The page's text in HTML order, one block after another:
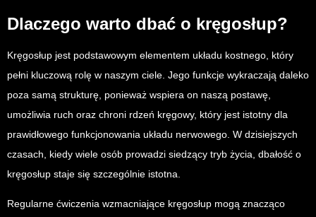
Dlaczego warto dbać o kręgosłup?
Kręgosłup jest podstawowym elementem układu kostnego, który
pełni kluczową rolę w naszym ciele. Jego funkcje wykraczają daleko
poza samą strukturę, ponieważ wspiera on naszą postawę,
umożliwia ruch oraz chroni rdzeń kręgowy, który jest istotny dla
prawidłowego funkcjonowania układu nerwowego. W dzisiejszych
czasach, kiedy wiele osób prowadzi siedzący tryb życia, dbałość o
kręgosłup staje się szczególnie istotna.
Regularne ćwiczenia wzmacniające kręgosłup mogą znacząco